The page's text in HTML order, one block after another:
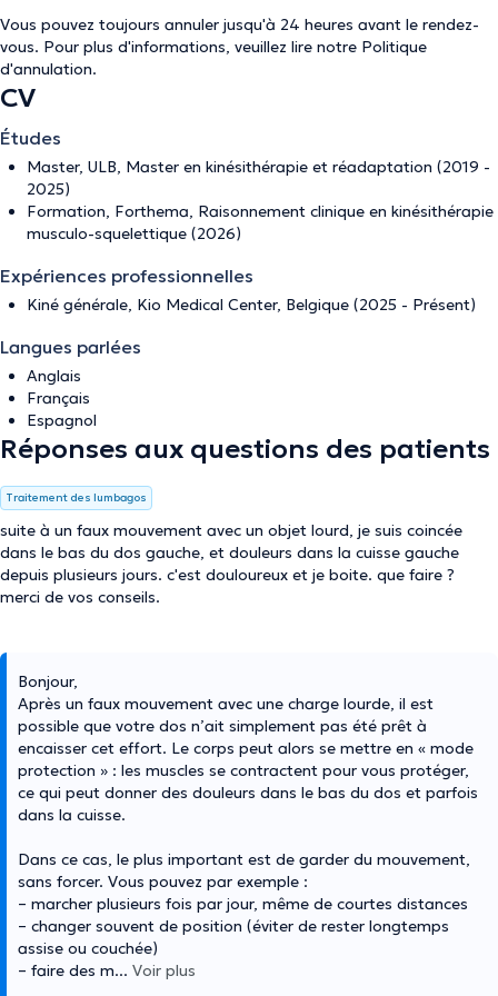
Vous pouvez toujours annuler jusqu'à 24 heures avant le rendez-
vous. Pour plus d'informations, veuillez lire notre Politique
d'annulation.
CV
Études
Master, ULB, Master en kinésithérapie et réadaptation (2019 -
2025)
Formation, Forthema, Raisonnement clinique en kinésithérapie
musculo-squelettique (2026)
Expériences professionnelles
Kiné générale, Kio Medical Center, Belgique (2025 - Présent)
Langues parlées
Anglais
Français
Espagnol
Réponses aux questions des patients
Traitement des lumbagos
suite à un faux mouvement avec un objet lourd, je suis coincée
dans le bas du dos gauche, et douleurs dans la cuisse gauche
depuis plusieurs jours. c'est douloureux et je boite. que faire ?
merci de vos conseils.
Bonjour,
Après un faux mouvement avec une charge lourde, il est
possible que votre dos n’ait simplement pas été prêt à
encaisser cet effort. Le corps peut alors se mettre en « mode
protection » : les muscles se contractent pour vous protéger,
ce qui peut donner des douleurs dans le bas du dos et parfois
dans la cuisse.
Dans ce cas, le plus important est de garder du mouvement,
sans forcer. Vous pouvez par exemple :
– marcher plusieurs fois par jour, même de courtes distances
– changer souvent de position (éviter de rester longtemps
assise ou couchée)
– faire des m... Voir plus